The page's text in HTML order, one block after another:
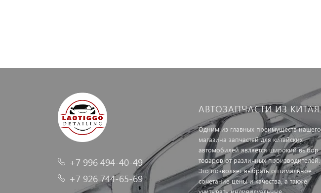
+7 996 494-40-49
+7 926 744-65-69
АВТОЗАПЧАСТИ ИЗ КИТАЯ
Одним из главных преимуществ нашего
магазина запчастей для китайских
автомобилей является широкий выбор
товаров от различных производителей.
Это позволяет выбрать оптимальное
сочетание цены и качества, а также